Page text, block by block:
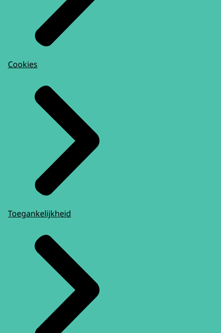
Cookies
Toegankelijkheid